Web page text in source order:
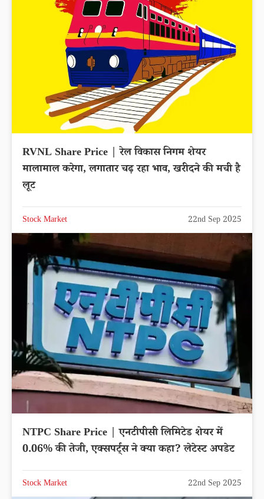
RVNL Share Price | रेल विकास निगम शेयर
मालामाल करेगा, लगातार चढ़ रहा भाव, खरीदने की मची है
लूट
Stock Market 22nd Sep 2025
NTPC Share Price | एनटीपीसी लिमिटेड शेयर में
0.06% की तेजी, एक्सपर्ट्स ने क्या कहा? लेटेस्ट अपडेट
Stock Market 22nd Sep 2025